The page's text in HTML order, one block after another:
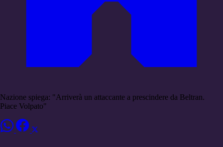
Nazione spiega: "Arriverà un attaccante a prescindere da Beltran.
Piace Volpato"